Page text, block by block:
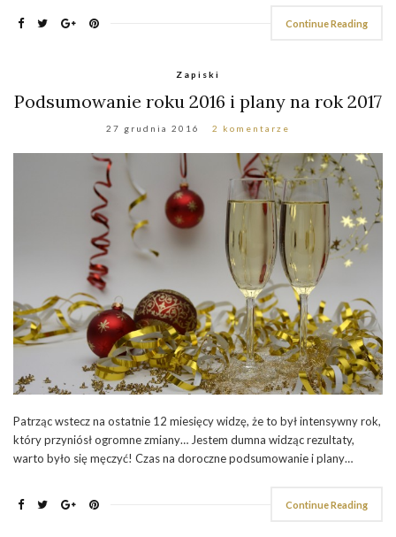
Continue Reading
Zapiski
Podsumowanie roku 2016 i plany na rok 2017
27 grudnia 2016 2 komentarze
Patrząc wstecz na ostatnie 12 miesięcy widzę, że to był intensywny rok,
który przyniósł ogromne zmiany… Jestem dumna widząc rezultaty,
warto było się męczyć! Czas na doroczne podsumowanie i plany…
Continue Reading